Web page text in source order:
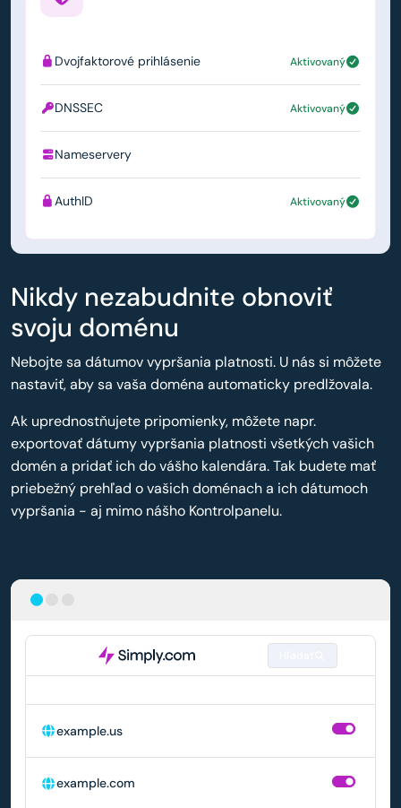
Dvojfaktorové prihlásenie Aktivovaný
DNSSEC Aktivovaný
Nameservery
AuthID Aktivovaný
example.us
example.com
Nikdy nezabudnite obnoviť
svoju doménu
Nebojte sa dátumov vypršania platnosti. U nás si môžete
nastaviť, aby sa vaša doména automaticky predlžovala.
Ak uprednostňujete pripomienky, môžete napr.
exportovať dátumy vypršania platnosti všetkých vašich
domén a pridať ich do vášho kalendára. Tak budete mať
priebežný prehľad o vašich doménach a ich dátumoch
vypršania - aj mimo nášho Kontrolpanelu.